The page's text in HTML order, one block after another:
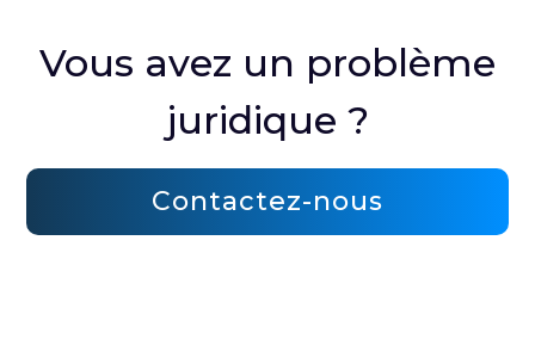
Vous avez un problème
juridique ?
Contactez-nous